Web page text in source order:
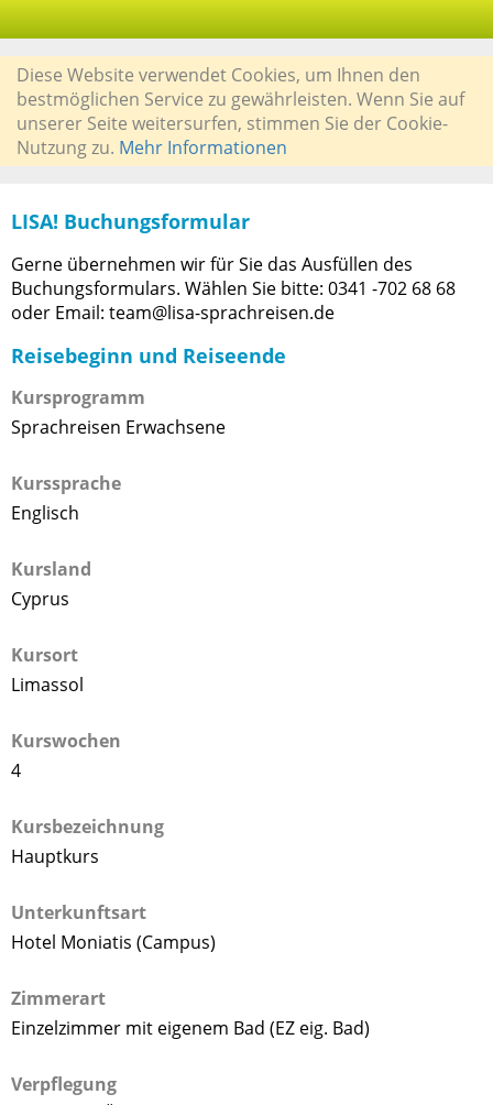
Diese Website verwendet Cookies, um Ihnen den
bestmöglichen Service zu gewährleisten. Wenn Sie auf
unserer Seite weitersurfen, stimmen Sie der Cookie-
Nutzung zu. Mehr Informationen
LISA! Buchungsformular
Gerne übernehmen wir für Sie das Ausfüllen des
Buchungsformulars. Wählen Sie bitte: 0341 -702 68 68
oder Email: team@lisa-sprachreisen.de
Reisebeginn und Reiseende
Kursprogramm
Sprachreisen Erwachsene
Kurssprache
Englisch
Kursland
Cyprus
Kursort
Limassol
Kurswochen
4
Kursbezeichnung
Hauptkurs
Unterkunftsart
Hotel Moniatis (Campus)
Zimmerart
Einzelzimmer mit eigenem Bad (EZ eig. Bad)
Verpflegung